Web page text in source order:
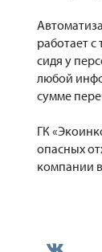
работает
сидя у
любой
сумме
ГК
опасных
компании